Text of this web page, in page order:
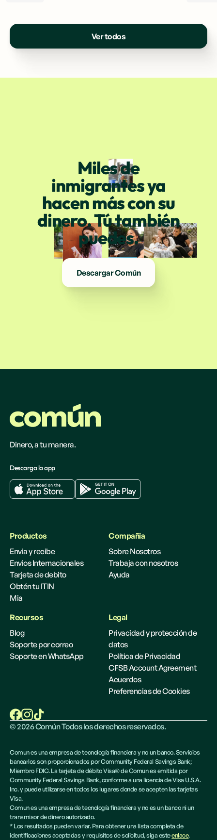
Ver todos
Miles de
inmigrantes ya
hacen más con su
dinero. Tú también
puedes.
Descargar Común
Dinero, a tu manera.
Descarga la app
Productos
Envia y recibe
Envios Internacionales
Tarjeta de debito
Obtén tu ITIN
Mia
Compañia
Sobre Nosotros
Trabaja con nosotros
Ayuda
Recursos
Blog
Soporte por correo
Soporte en WhatsApp
Legal
Privacidad y protección de
datos
Política de Privacidad
CFSB Account Agreement
Acuerdos
Preferencias de Cookies
©2026Común Todos los derechos reservados.
Comun es una empresa de tecnología financiera y no un banco. Servicios
bancarios son proporcionados por Community Federal Savings Bank;
Miembro FDIC. La tarjeta de débito Visa® de Comun es emitida por
Community Federal Savings Bank, conforme a una licencia de Visa U.S.A.
Inc. y puede utilizarse en todos los lugares donde se acepten las tarjetas
Visa.
Comun es una empresa de tecnología financiera y no es un banco ni un
transmisor de dinero autorizado.
* Los resultados pueden variar. Para obtener una lista completa de
identificaciones aceptadas y requisitos de solicitud, siga esteenlace.